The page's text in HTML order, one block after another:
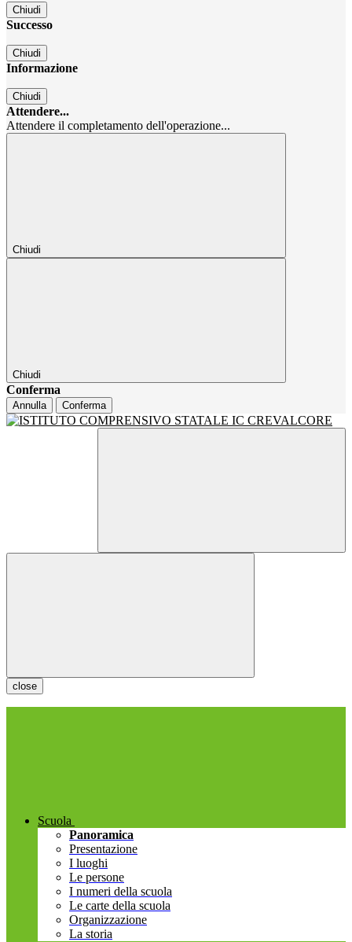
Chiudi
Successo
Chiudi
Informazione
Chiudi
Attendere...
Attendere il completamento dell'operazione...
Chiudi
Chiudi
Conferma
Annulla Conferma
close
Scuola
Panoramica
Presentazione
I luoghi
Le persone
I numeri della scuola
Le carte della scuola
Organizzazione
La storia